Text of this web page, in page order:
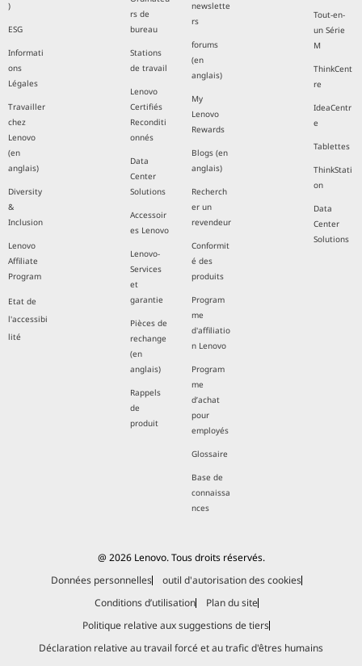
)
ESG
Informati
ons
Légales
Travailler
chez
Lenovo
(en
anglais)
Diversity
&
Inclusion
Lenovo
Affiliate
Program
Etat de
l'accessibi
lité
rs de
bureau
Stations
de travail
Lenovo
Certifiés
Reconditi
onnés
Data
Center
Solutions
Accessoir
es Lenovo
Lenovo-
Services
et
garantie
Pièces de
rechange
(en
anglais)
Rappels
de
produit
newslette
rs
forums
(en
anglais)
My
Lenovo
Rewards
Blogs (en
anglais)
Recherch
er un
revendeur
Conformit
é des
produits
Program
me
d'affiliatio
n Lenovo
Program
me
d’achat
pour
employés
Glossaire
Base de
connaissa
nces
Tout-en-
un Série
M
ThinkCent
re
IdeaCentr
e
Tablettes
ThinkStati
on
Data
Center
Solutions
@ 2026 Lenovo. Tous droits réservés.
Données personnelles
outil d'autorisation des cookies
Conditions d’utilisation
Plan du site
Politique relative aux suggestions de tiers
Déclaration relative au travail forcé et au trafic d'êtres humains